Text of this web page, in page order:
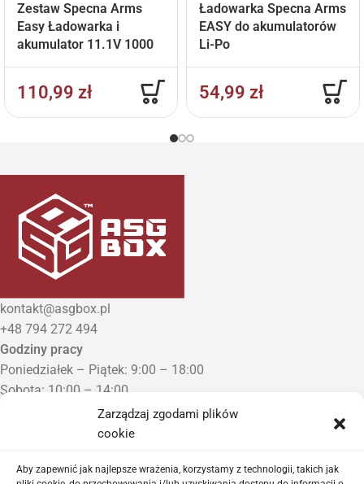
Zarządzaj zgodami plików
cookie
Aby zapewnić jak najlepsze wrażenia, korzystamy z technologii, takich jak
Zestaw Specna Arms
Easy Ładowarka i
akumulator 11.1V 1000
110,99 zł
Ładowarka Specna Arms
EASY do akumulatorów
Li-Po
54,99 zł
kontakt@asgbox.pl
+48 794 272 494
Godziny pracy
Poniedziałek – Piątek: 9:00 – 18:00
Sobota: 10:00 – 14:00
Niedziela: Zamknięte
Punkt Odbioru zamówień
Proszę o wcześniejszy kontakt telefoniczny